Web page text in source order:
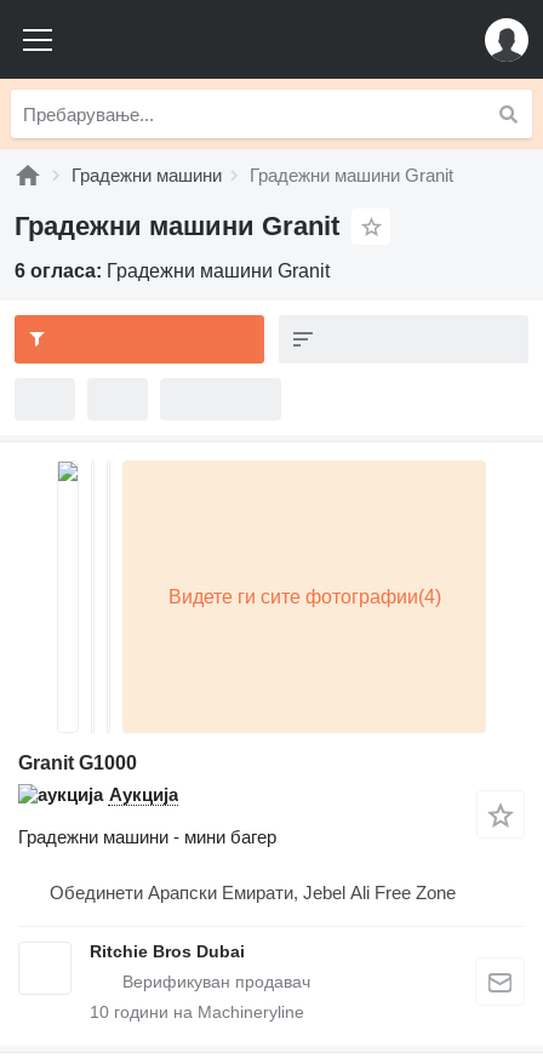
Градежни машини Градежни машини Granit
Градежни машини Granit
6 огласа: Градежни машини Granit
Granit G1000
Аукција
Градежни машини - мини багер
Обединети Арапски Емирати, Jebel Ali Free Zone
Ritchie Bros Dubai
10 години на Machineryline